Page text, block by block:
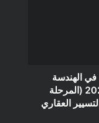
الهندسة
المعمارية (دراسة ومتابعة) 2023/02 (المرحلة
العقاري